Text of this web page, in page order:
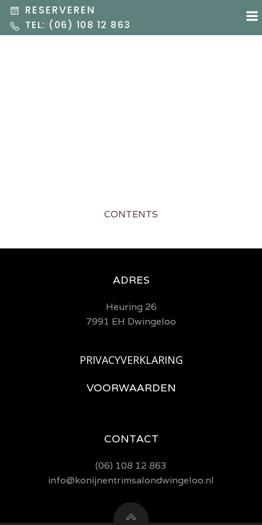
de
RESERVEREN
TEL: (06) 108 12 863
CONTENTS
ADRES
Heuring 26
7991 EH Dwingeloo
PRIVACYVERKLARING
VOORWAARDEN
CONTACT
(06) 108 12 863
info@konijnentrimsalondwingeloo.nl